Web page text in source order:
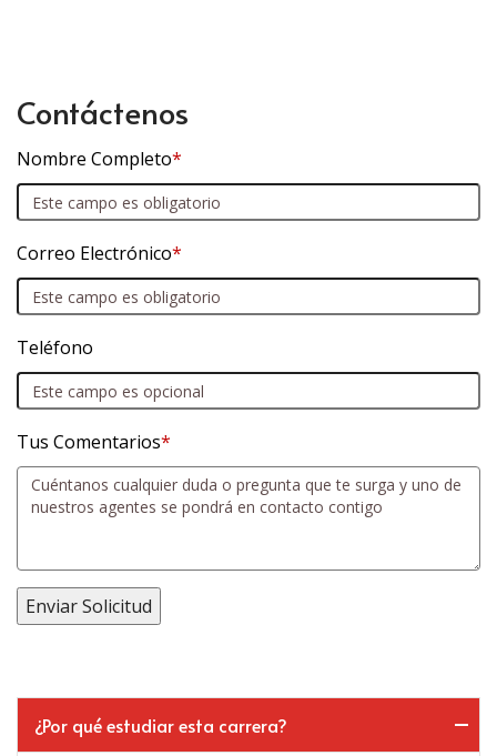
Contáctenos
Nombre Completo*
Correo Electrónico*
Teléfono
Tus Comentarios*
¿Por qué estudiar esta carrera?